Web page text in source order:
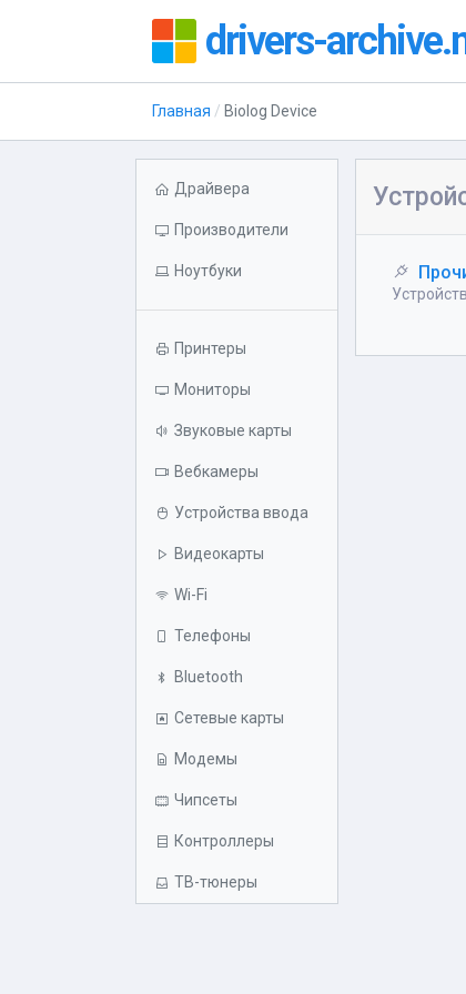
drivers-
Главная Biolog Device
Драйвера
Производители
Ноутбуки
Принтеры
Мониторы
Звуковые карты
Вебкамеры
Устройства ввода
Видеокарты
Wi-Fi
Телефоны
Bluetooth
Сетевые карты
Модемы
Чипсеты
Контроллеры
ТВ-тюнеры